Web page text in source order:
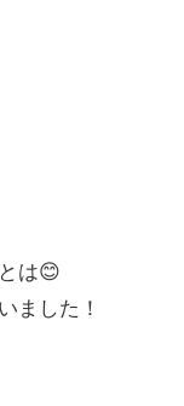
は😊
ました！